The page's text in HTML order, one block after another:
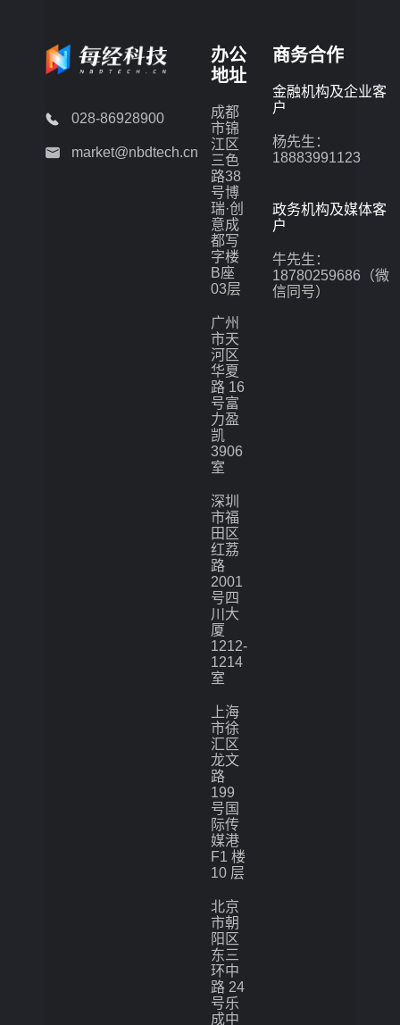
028-86928900
market@nbdtech.cn
办公
地址
成都
市锦
江区
三色
路38
号博
瑞·创
意成
都写
字楼
B座
03层
广州
市天
河区
华夏
路 16
号富
力盈
凯
3906
室
深圳
市福
田区
红荔
路
2001
号四
川大
厦
1212-
1214
室
上海
市徐
汇区
龙文
路
199
号国
际传
媒港
F1 楼
10 层
北京
市朝
阳区
东三
环中
路 24
号乐
成中
商务合作
金融机构及企业客
户
杨先生：
18883991123
政务机构及媒体客
户
牛先生：
18780259686（微
信同号）